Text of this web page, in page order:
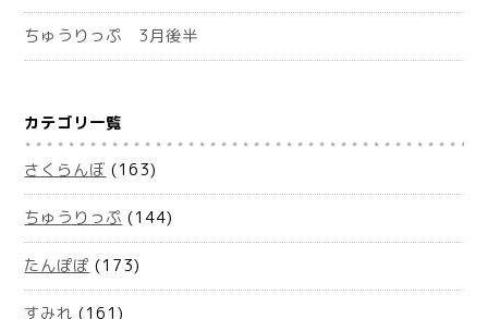
ちゅうりっぷ 3月後半
カテゴリ一覧
さくらんぼ (163)
ちゅうりっぷ (144)
たんぽぽ (173)
すみれ (161)